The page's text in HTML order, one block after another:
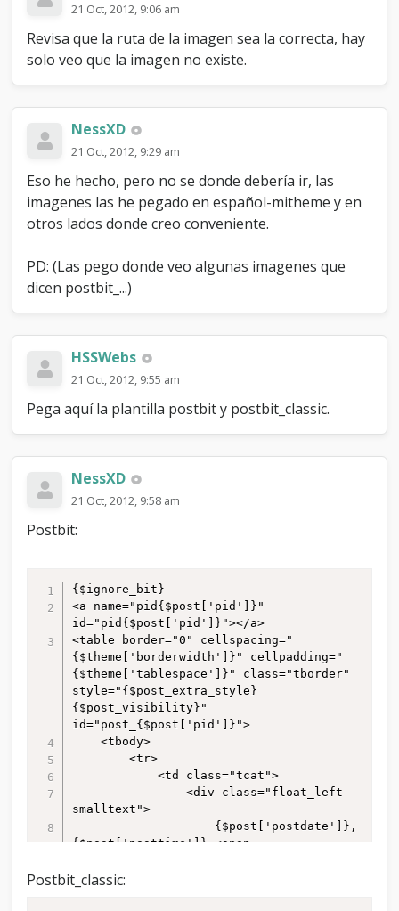
21 Oct, 2012, 9:06 am
Revisa que la ruta de la imagen sea la correcta, hay
solo veo que la imagen no existe.
NessXD
21 Oct, 2012, 9:29 am
Eso he hecho, pero no se donde debería ir, las
imagenes las he pegado en español-mitheme y en
otros lados donde creo conveniente.
PD: (Las pego donde veo algunas imagenes que
dicen postbit_...)
HSSWebs
21 Oct, 2012, 9:55 am
Pega aquí la plantilla postbit y postbit_classic.
NessXD
21 Oct, 2012, 9:58 am
Postbit:
{$ignore_bit}
<a name="pid{$post['pid']}"
id="pid{$post['pid']}"></a>
<table border="0" cellspacing="
{$theme['borderwidth']}" cellpadding="
{$theme['tablespace']}" class="tborder"
style="{$post_extra_style}
{$post_visibility}"
id="post_{$post['pid']}">
smalltext">
{$post['posttime']} <span
{$post['editedmsg']}</span>
Postbit_classic: